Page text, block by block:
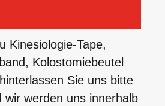
Kinesiologie-Tape,
Kolostomiebeutel
Sie uns bitte
wir werden uns innerhalb